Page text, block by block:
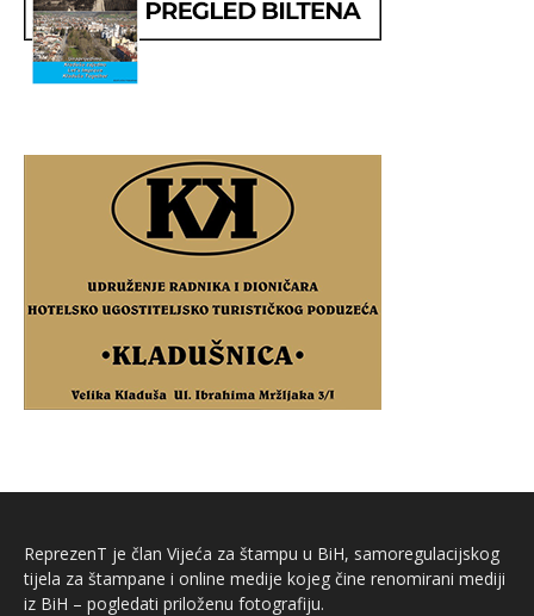
ReprezenT je član Vijeća za štampu u BiH, samoregulacijskog
tijela za štampane i online medije kojeg čine renomirani mediji
iz BiH – pogledati priloženu fotografiju.